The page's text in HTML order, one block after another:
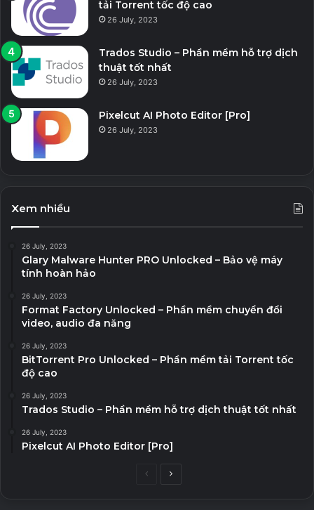
tải Torrent tốc độ cao
26 July, 2023
Trados Studio – Phần mềm hỗ trợ dịch
thuật tốt nhất
26 July, 2023
Pixelcut AI Photo Editor [Pro]
26 July, 2023
Xem nhiều
26 July, 2023
Glary Malware Hunter PRO Unlocked – Bảo vệ máy
tính hoàn hảo
26 July, 2023
Format Factory Unlocked – Phần mềm chuyển đổi
video, audio đa năng
26 July, 2023
BitTorrent Pro Unlocked – Phần mềm tải Torrent tốc
độ cao
26 July, 2023
Trados Studio – Phần mềm hỗ trợ dịch thuật tốt nhất
26 July, 2023
Pixelcut AI Photo Editor [Pro]
PreviousNext